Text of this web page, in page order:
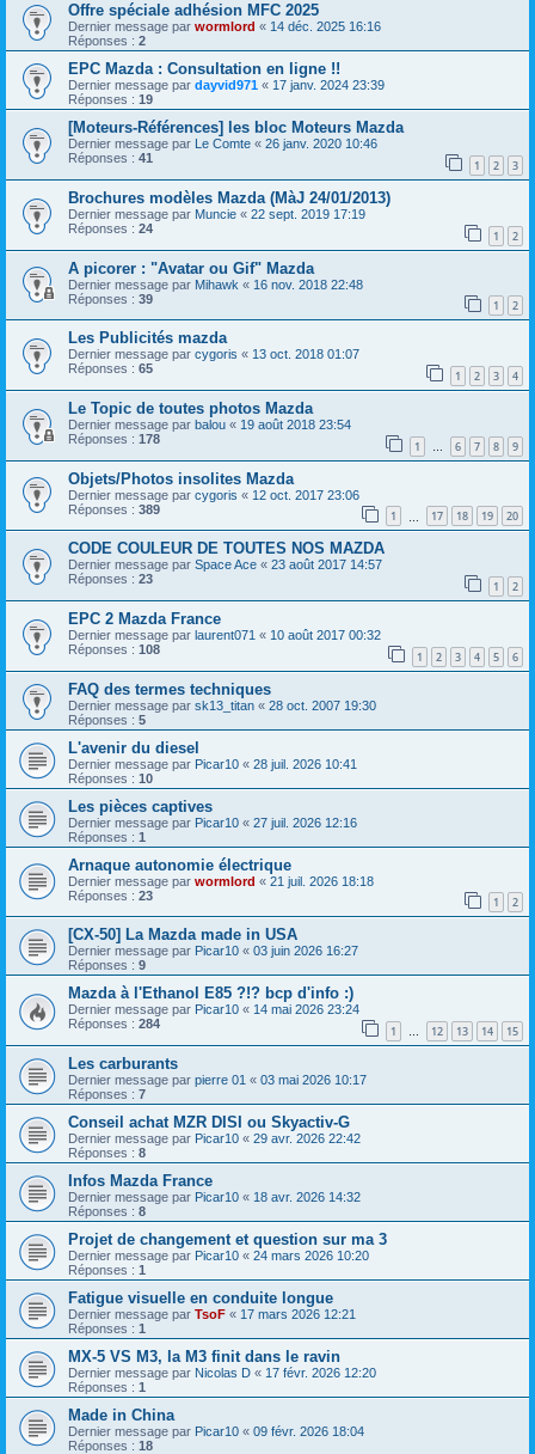
Offre spéciale adhésion MFC 2025
Dernier message par wormlord « 14 déc. 2025 16:16
Réponses : 2
EPC Mazda : Consultation en ligne !!
Dernier message par dayvid971 « 17 janv. 2024 23:39
Réponses : 19
[Moteurs-Références] les bloc Moteurs Mazda
Dernier message par Le Comte « 26 janv. 2020 10:46
Réponses : 41 1 2 3
Brochures modèles Mazda (MàJ 24/01/2013)
Dernier message par Muncie « 22 sept. 2019 17:19
Réponses : 24 1 2
A picorer : "Avatar ou Gif" Mazda
Dernier message par Mihawk « 16 nov. 2018 22:48
Réponses : 39 1 2
Les Publicités mazda
Dernier message par cygoris « 13 oct. 2018 01:07
Réponses : 65 1 2 3 4
Le Topic de toutes photos Mazda
Dernier message par balou « 19 août 2018 23:54
Réponses : 178 1 … 6 7 8 9
Objets/Photos insolites Mazda
Dernier message par cygoris « 12 oct. 2017 23:06
Réponses : 389 1 17 18 19 20
CODE COULEUR DE TOUTES NOS MAZDA
Dernier message par Space Ace « 23 août 2017 14:57
Réponses : 23 1 2
EPC 2 Mazda France
Dernier message par laurent071 « 10 août 2017 00:32
Réponses : 108 1 2 3 4 5 6
FAQ des termes techniques
Dernier message par sk13_titan « 28 oct. 2007 19:30
Réponses : 5
L'avenir du diesel
Dernier message par Picar10 « 28 juil. 2026 10:41
Réponses : 10
Les pièces captives
Dernier message par Picar10 « 27 juil. 2026 12:16
Réponses : 1
Arnaque autonomie électrique
Dernier message par wormlord « 21 juil. 2026 18:18
Réponses : 23 1 2
[CX-50] La Mazda made in USA
Dernier message par Picar10 « 03 juin 2026 16:27
Réponses : 9
Mazda à l'Ethanol E85 ?!? bcp d'info :)
Dernier message par Picar10 « 14 mai 2026 23:24
Réponses : 284 1 … 12 13 14 15
Les carburants
Dernier message par pierre 01 « 03 mai 2026 10:17
Réponses : 7
Conseil achat MZR DISI ou Skyactiv-G
Dernier message par Picar10 « 29 avr. 2026 22:42
Réponses : 8
Infos Mazda France
Dernier message par Picar10 « 18 avr. 2026 14:32
Réponses : 8
Projet de changement et question sur ma 3
Dernier message par Picar10 « 24 mars 2026 10:20
Réponses : 1
Fatigue visuelle en conduite longue
Dernier message par TsoF « 17 mars 2026 12:21
Réponses : 1
MX-5 VS M3, la M3 finit dans le ravin
Dernier message par Nicolas D « 17 févr. 2026 12:20
Réponses : 1
Made in China
Dernier message par Picar10 « 09 févr. 2026 18:04
Réponses : 18